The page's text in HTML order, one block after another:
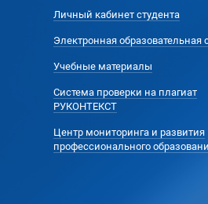
Личный кабинет студента
Электронная образовательная
Учебные материалы
Система проверки на плагиат
РУКОНТЕКСТ
Центр мониторинга и развития
профессионального